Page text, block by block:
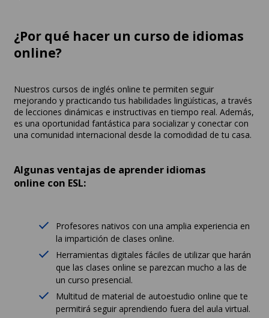
¿Por qué hacer un curso de idiomas
online?
Nuestros cursos de inglés online te permiten seguir
mejorando y practicando tus habilidades lingüísticas, a través
de lecciones dinámicas e instructivas en tiempo real. Además,
es una oportunidad fantástica para socializar y conectar con
una comunidad internacional desde la comodidad de tu casa.
Algunas ventajas de aprender idiomas
online con ESL:
Profesores nativos con una amplia experiencia en
la impartición de clases online.
Herramientas digitales fáciles de utilizar que harán
que las clases online se parezcan mucho a las de
un curso presencial.
Multitud de material de autoestudio online que te
permitirá seguir aprendiendo fuera del aula virtual.